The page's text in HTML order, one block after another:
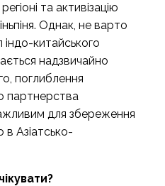
та активізацію
Однак, не варто
китайського
надзвичайно
поглиблення
партнерства
для збереження
в Азіатсько-